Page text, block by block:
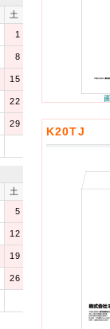
土
1
8
15
22
29
土
5
12
19
26
K20TJ